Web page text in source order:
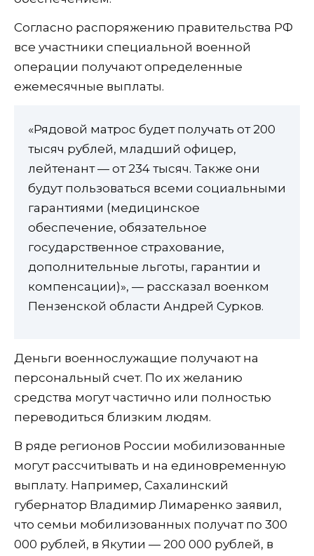
Согласно распоряжению правительства РФ
все участники специальной военной
операции получают определенные
ежемесячные выплаты.
«Рядовой матрос будет получать от 200
тысяч рублей, младший офицер,
лейтенант — от 234 тысяч. Также они
будут пользоваться всеми социальными
гарантиями (медицинское
обеспечение, обязательное
государственное страхование,
дополнительные льготы, гарантии и
компенсации)», — рассказал военком
Пензенской области Андрей Сурков.
Деньги военнослужащие получают на
персональный счет. По их желанию
средства могут частично или полностью
переводиться близким людям.
В ряде регионов России мобилизованные
могут рассчитывать и на единовременную
выплату. Например, Сахалинский
губернатор Владимир Лимаренко заявил,
что семьи мобилизованных получат по 300
000 рублей, в Якутии — 200 000 рублей, в